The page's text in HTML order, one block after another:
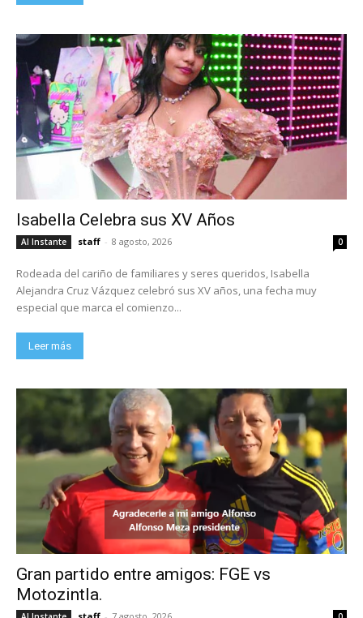
Isabella Celebra sus XV Años
Al Instante staff - 8 agosto, 2026 0
Rodeada del cariño de familiares y seres queridos, Isabella
Alejandra Cruz Vázquez celebró sus XV años, una fecha muy
especial que marca el comienzo...
Leer más
Gran partido entre amigos: FGE vs
Motozintla.